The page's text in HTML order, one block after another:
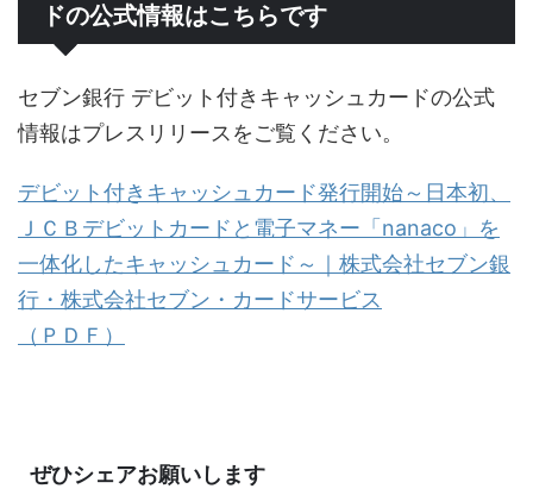
ドの公式情報はこちらです
セブン銀行 デビット付きキャッシュカードの公式
情報はプレスリリースをご覧ください。
デビット付きキャッシュカード発行開始～日本初、
ＪＣＢデビットカードと電子マネー「nanaco」を
一体化したキャッシュカード～｜株式会社セブン銀
行・株式会社セブン・カードサービス
（ＰＤＦ）
ぜひシェアお願いします